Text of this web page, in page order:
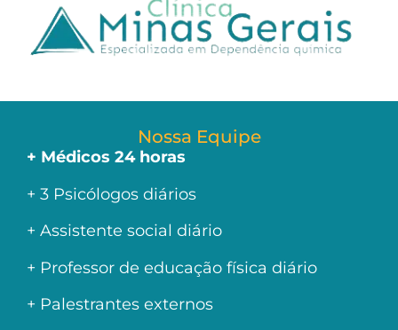
Nossa Equipe
+ Médicos 24 horas
+ 3 Psicólogos diários
+ Assistente social diário
+ Professor de educação física diário
+ Palestrantes externos